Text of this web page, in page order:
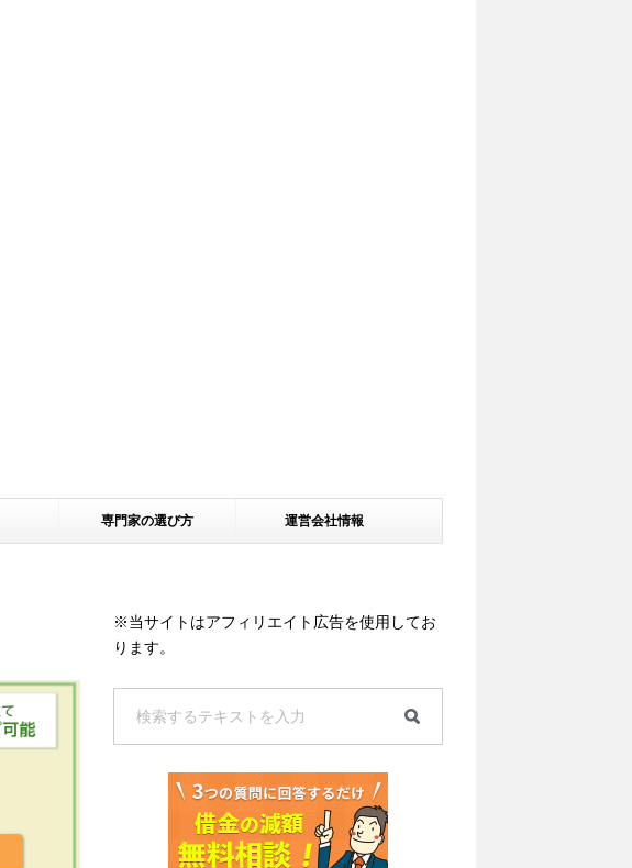
専門家の選び方 運営会社情報
※当サイトはアフィリエイト広告を使用してお
ります。